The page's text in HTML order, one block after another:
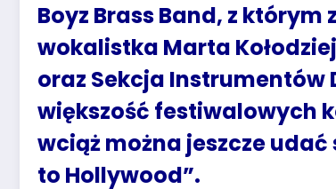
Boyz Brass Band, z
wokalistka Marta
oraz Sekcja Instrumentów
większość festiwalowych
wciąż można jeszcze udać
to Hollywood”.